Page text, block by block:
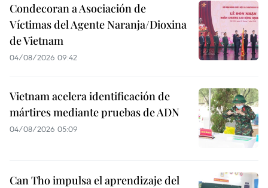
Condecoran a Asociación de
Víctimas del Agente Naranja/Dioxina
de Vietnam
04/08/2026 09:42
Vietnam acelera identificación de
mártires mediante pruebas de ADN
04/08/2026 05:09
Can Tho impulsa el aprendizaje del